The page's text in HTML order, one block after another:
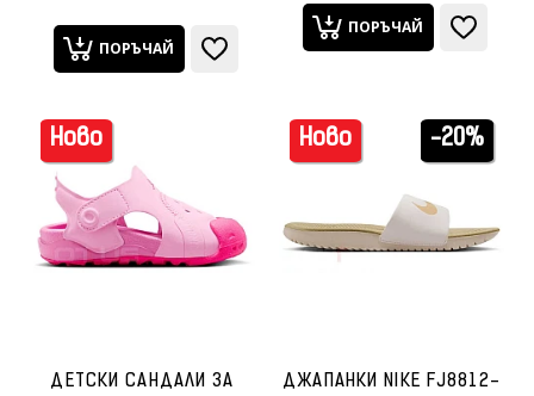
ПОРЪЧАЙ
ПОРЪЧАЙ
Ново
ДЕТСКИ САНДАЛИ ЗА
-20%
Ново
ДЖАПАНКИ NIKE FJ8812-